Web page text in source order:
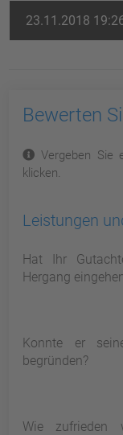
23.11.2018
Bewerten
Vergeben Sie
klicken.
Leistungen
Hat Ihr
Hergang
Konnte er
begründen?
Wie